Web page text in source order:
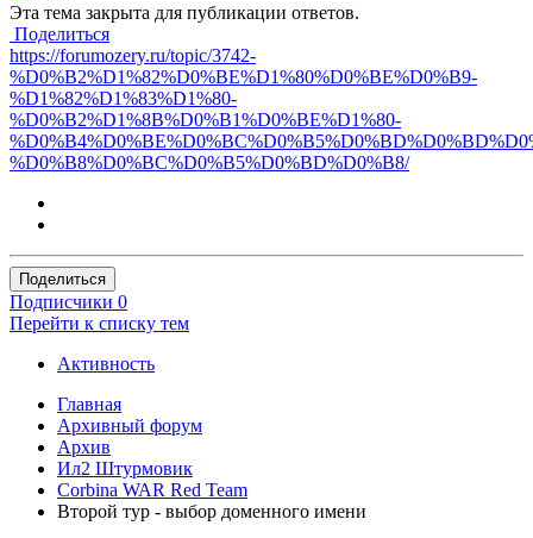
Эта тема закрыта для публикации ответов.
Поделиться
https://forumozery.ru/topic/3742-
%D0%B2%D1%82%D0%BE%D1%80%D0%BE%D0%B9-
%D1%82%D1%83%D1%80-
%D0%B2%D1%8B%D0%B1%D0%BE%D1%80-
%D0%B8%D0%BC%D0%B5%D0%BD%D0%B8/
Поделиться
Подписчики 0
Перейти к списку тем
Активность
Главная
Архивный форум
Архив
Ил2 Штурмовик
Corbina WAR Red Team
Второй тур - выбор доменного имени